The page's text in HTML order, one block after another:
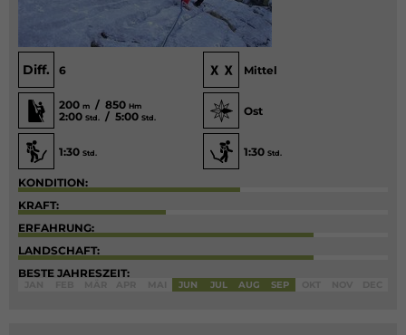
Diff. 6 Mittel
200 m / 850 Hm
2:00 Std. / 5:00 Std.
Ost
1:30 Std. 1:30 Std.
KONDITION:
KRAFT:
ERFAHRUNG:
LANDSCHAFT:
BESTE JAHRESZEIT:
JUN JUL AUG SEP